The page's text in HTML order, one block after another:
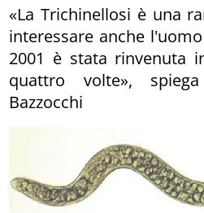
«La Trichinellosi è una
interessare anche
2001 è stata rinvenuta
quattro volte»,
Bazzocchi